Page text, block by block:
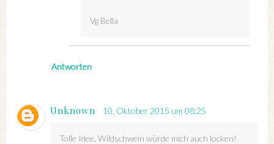
Vg Bella
Antworten
Unknown 10. Oktober 2015 um 08:25
Tolle Idee, Wildschwein würde mich auch locken!